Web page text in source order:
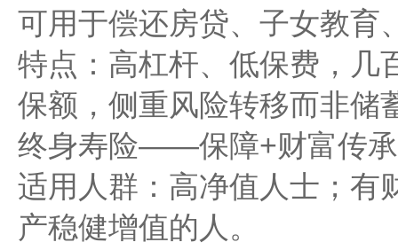
可用于偿还房贷、子女教育
特点：高杠杆、低保费，几
保额，侧重风险转移而非储
终身寿险——保障+财富传
适用人群：高净值人士；有
产稳健增值的人。